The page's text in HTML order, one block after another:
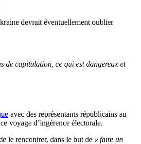
devrait éventuellement oublier
de capitulation, ce qui est dangereux et
avec des représentants républicains au
ce voyage d’ingérence électorale.
le rencontrer, dans le but de « faire un